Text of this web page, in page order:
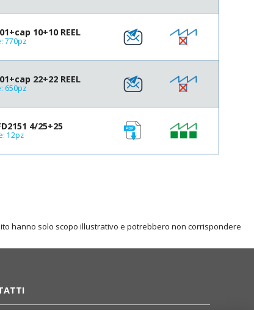
10+10 REEL
770pz
22+22 REEL
650pz
4/25+25
12pz
hanno solo scopo illustrativo e potrebbero non corrispondere